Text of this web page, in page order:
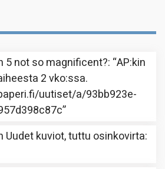
5 not so magnificent?: “AP:kin
2 vko:ssa.
uutiset/a/93bb923e-
”
Uudet kuviot, tuttu osinkovirta: